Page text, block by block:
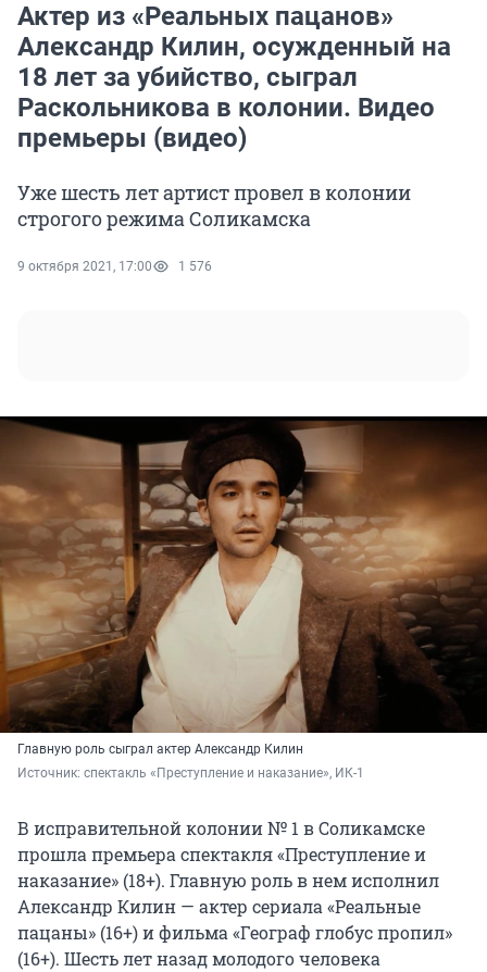
Актер из «Реальных пацанов»
Александр Килин, осужденный на
18 лет за убийство, сыграл
Раскольникова в колонии. Видео
премьеры (видео)
Уже шесть лет артист провел в колонии
строгого режима Соликамска
9 октября 2021, 17:00 1 576
Главную роль сыграл актер Александр Килин
Источник: спектакль «Преступление и наказание», ИК-1
В исправительной колонии № 1 в Соликамске
прошла премьера спектакля «Преступление и
наказание» (18+). Главную роль в нем исполнил
Александр Килин — актер сериала «Реальные
пацаны» (16+) и фильма «Географ глобус пропил»
(16+). Шесть лет назад молодого человека